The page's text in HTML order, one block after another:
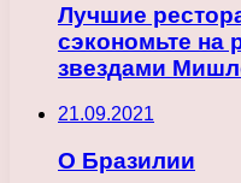
Лучшие
сэкономьте на
звездами
21.09.2021
О Бразилии